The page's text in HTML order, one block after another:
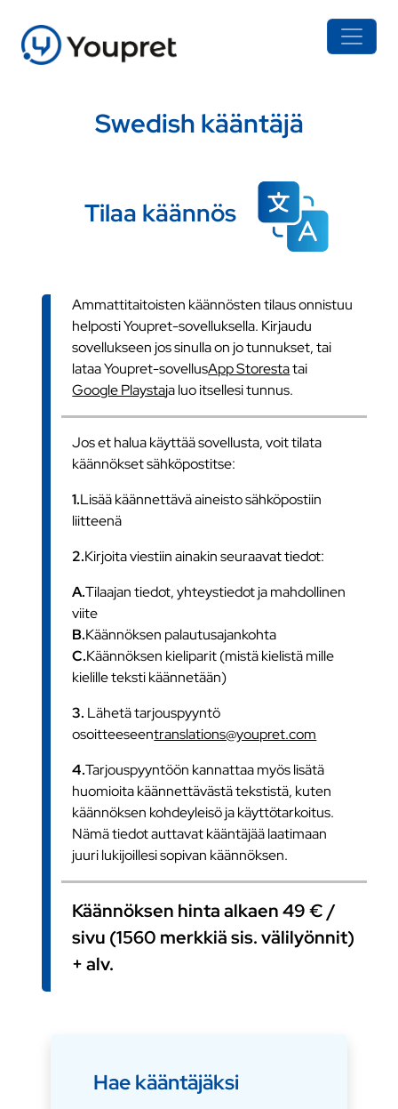
Swedish kääntäjä
Tilaa käännös
Ammattitaitoisten käännösten tilaus onnistuu
helposti Youpret-sovelluksella. Kirjaudu
sovellukseen jos sinulla on jo tunnukset, tai
lataa Youpret-sovellusApp Storestatai
Google Playstaja luo itsellesi tunnus.
Jos et halua käyttää sovellusta, voit tilata
käännökset sähköpostitse:
1.Lisää käännettävä aineisto sähköpostiin
liitteenä
2.Kirjoita viestiin ainakin seuraavat tiedot:
A.Tilaajan tiedot, yhteystiedot ja mahdollinen
viite
B.Käännöksen palautusajankohta
C.Käännöksen kieliparit (mistä kielistä mille
kielille teksti käännetään)
3. Lähetä tarjouspyyntö
osoitteeseentranslations@youpret.com
4.Tarjouspyyntöön kannattaa myös lisätä
huomioita käännettävästä tekstistä, kuten
käännöksen kohdeyleisö ja käyttötarkoitus.
Nämä tiedot auttavat kääntäjää laatimaan
juuri lukijoillesi sopivan käännöksen.
Käännöksen hinta alkaen 49 € /
sivu (1560 merkkiä sis. välilyönnit)
+ alv.
Hae kääntäjäksi